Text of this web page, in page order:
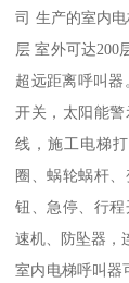
司 生产的室内
层 室外可达200
超远距离呼叫
开关，太阳能
线，施工电梯
圈、蜗轮蜗杆
钮、急停、行
速机、防坠器，
室内电梯呼叫器